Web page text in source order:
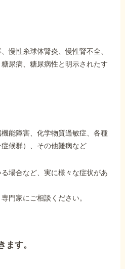
慢性糸球体腎炎、慢性腎不全、
尿病、糖尿病性と明示されたす
能障害、化学物質過敏症、各種
候群）、その他難病など
場合など、実に様々な症状があ
門家にご相談ください。
ます。